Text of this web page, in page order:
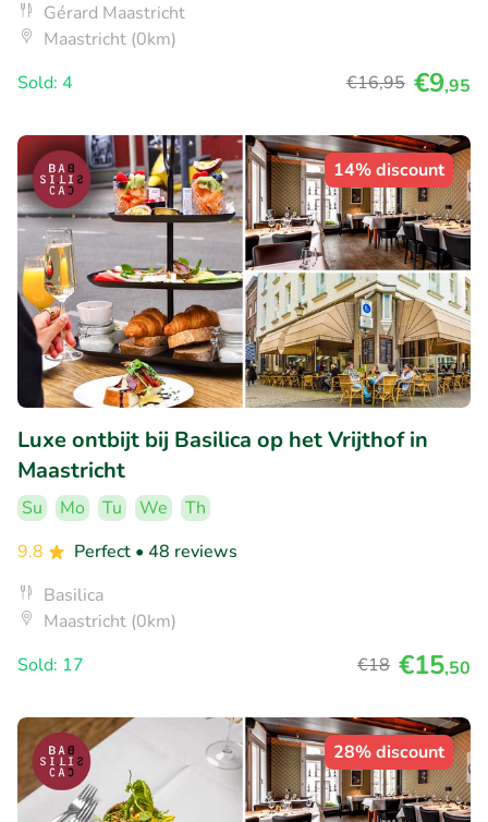
Gérard Maastricht
Maastricht (0km)
Sold: 4
€16,95 €9,95
14% discount
Luxe ontbijt bij Basilica op het Vrijthof in
Maastricht
Su Mo Tu We
Th
9.8
Perfect • 48 reviews
Basilica
Maastricht (0km)
Sold: 17
€18 €15,50
28% discount